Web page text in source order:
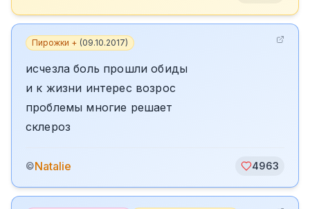
Пирожки + (09.10.2017)
исчезла боль прошли обиды
и к жизни интерес возрос
проблемы многие решает
склероз
©Natalie 4963